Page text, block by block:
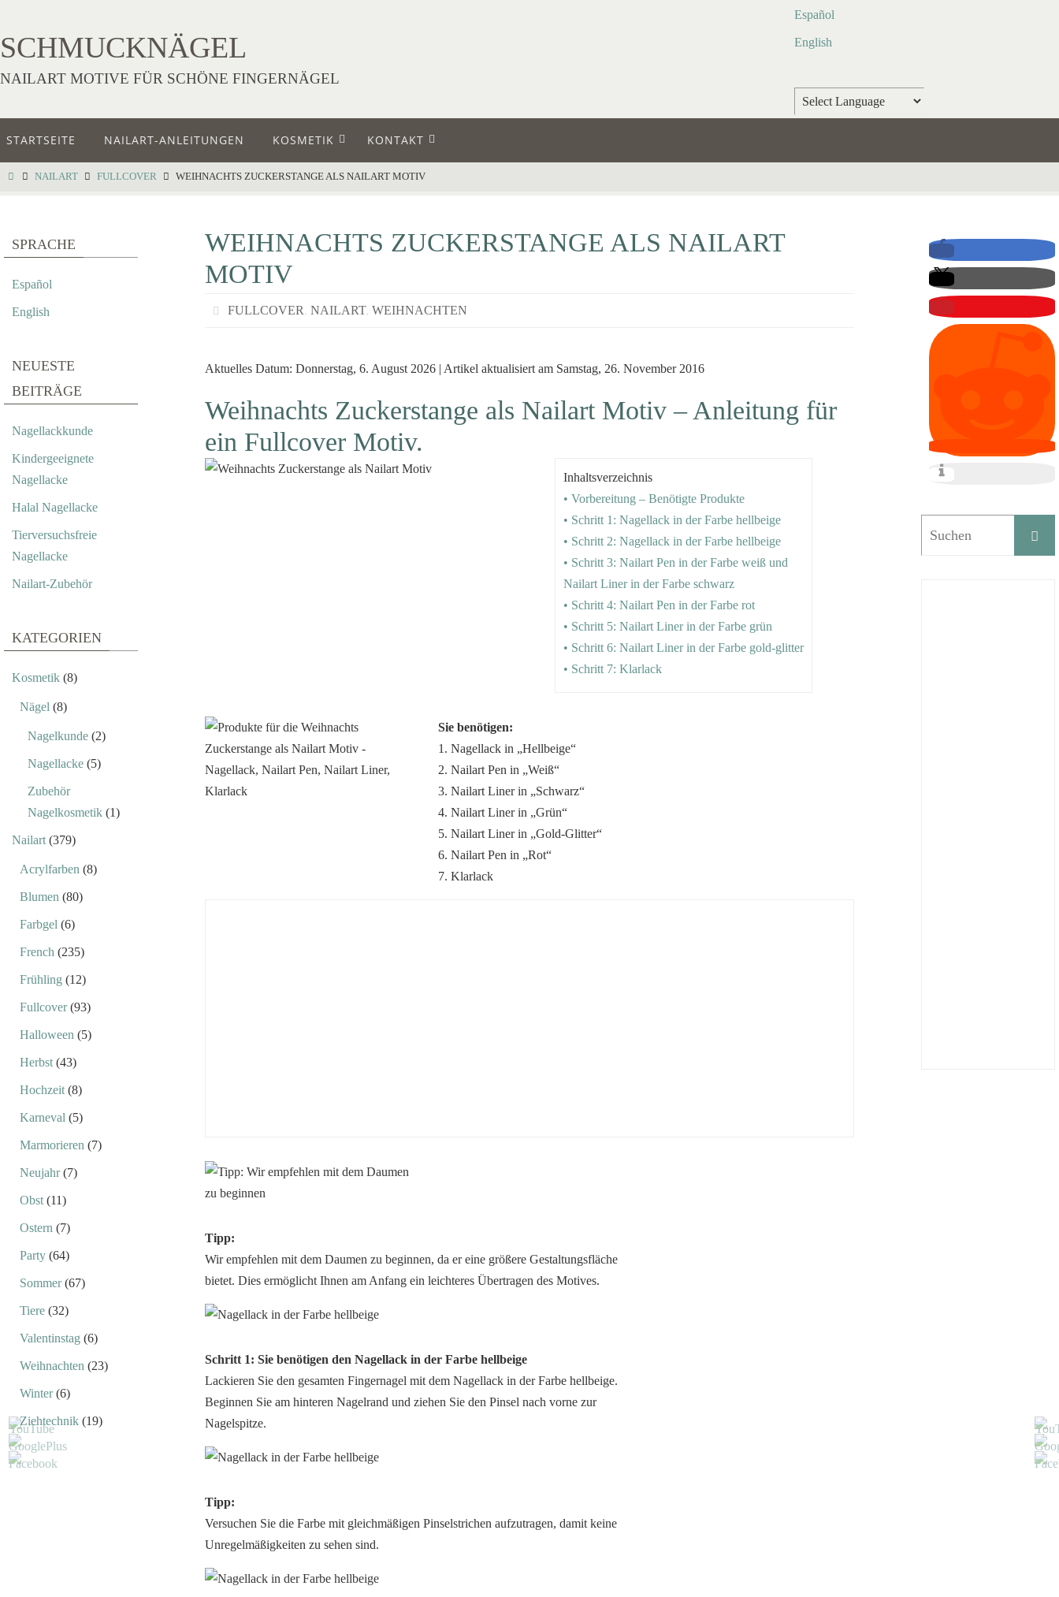
SCHMUCKNÄGEL
NAILART MOTIVE FÜR SCHÖNE FINGERNÄGEL
Español
English
STARTSEITE NAILART-ANLEITUNGEN KOSMETIK KONTAKT
NAILART FULLCOVER WEIHNACHTS ZUCKERSTANGE ALS NAILART MOTIV
WEIHNACHTS ZUCKERSTANGE ALS NAILART
MOTIV
FULLCOVER, NAILART, WEIHNACHTEN
Aktuelles Datum: Donnerstag, 6. August 2026 | Artikel aktualisiert am Samstag, 26. November 2016
Weihnachts Zuckerstange als Nailart Motiv – Anleitung für
ein Fullcover Motiv.
Inhaltsverzeichnis
• Vorbereitung – Benötigte Produkte
• Schritt 1: Nagellack in der Farbe hellbeige
• Schritt 2: Nagellack in der Farbe hellbeige
• Schritt 3: Nailart Pen in der Farbe weiß und
Nailart Liner in der Farbe schwarz
• Schritt 4: Nailart Pen in der Farbe rot
• Schritt 5: Nailart Liner in der Farbe grün
• Schritt 6: Nailart Liner in der Farbe gold-glitter
• Schritt 7: Klarlack
Sie benötigen:
1. Nagellack in „Hellbeige“
2. Nailart Pen in „Weiß“
3. Nailart Liner in „Schwarz“
4. Nailart Liner in „Grün“
5. Nailart Liner in „Gold-Glitter“
6. Nailart Pen in „Rot“
7. Klarlack
Tipp:
Wir empfehlen mit dem Daumen zu beginnen, da er eine größere Gestaltungsfläche
bietet. Dies ermöglicht Ihnen am Anfang ein leichteres Übertragen des Motives.
Schritt 1: Sie benötigen den Nagellack in der Farbe hellbeige
Lackieren Sie den gesamten Fingernagel mit dem Nagellack in der Farbe hellbeige.
Beginnen Sie am hinteren Nagelrand und ziehen Sie den Pinsel nach vorne zur
Nagelspitze.
Tipp:
Versuchen Sie die Farbe mit gleichmäßigen Pinselstrichen aufzutragen, damit keine
Unregelmäßigkeiten zu sehen sind.
SPRACHE
Español
English
NEUESTE
BEITRÄGE
Nagellackkunde
Kindergeeignete
Nagellacke
Halal Nagellacke
Tierversuchsfreie
Nagellacke
Nailart-Zubehör
KATEGORIEN
Kosmetik (8)
Nägel (8)
Nagelkunde (2)
Nagellacke (5)
Zubehör
Nagelkosmetik (1)
Nailart (379)
Acrylfarben (8)
Blumen (80)
Farbgel (6)
French (235)
Frühling (12)
Fullcover(93)
Halloween (5)
Herbst (43)
Hochzeit (8)
Karneval (5)
Marmorieren (7)
Neujahr(7)
Obst (11)
Ostern (7)
Party (64)
Sommer(67)
Tiere (32)
Valentinstag (6)
Weihnachten (23)
Winter(6)
Ziehtechnik (19)